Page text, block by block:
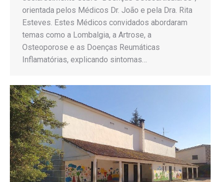
orientada pelos Médicos Dr. João e pela Dra. Rita
Esteves. Estes Médicos convidados abordaram
temas como a Lombalgia, a Artrose, a
Osteoporose e as Doenças Reumáticas
Inflamatórias, explicando sintomas…